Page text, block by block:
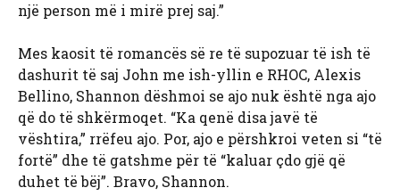
një person më i mirë prej saj.”
Mes kaosit të romancës së re të supozuar të ish të
dashurit të saj John me ish-yllin e RHOC, Alexis
Bellino, Shannon dëshmoi se ajo nuk është nga ajo
që do të shkërmoqet. “Ka qenë disa javë të
vështira,” rrëfeu ajo. Por, ajo e përshkroi veten si “të
fortë” dhe të gatshme për të “kaluar çdo gjë që
duhet të bëj”. Bravo, Shannon.